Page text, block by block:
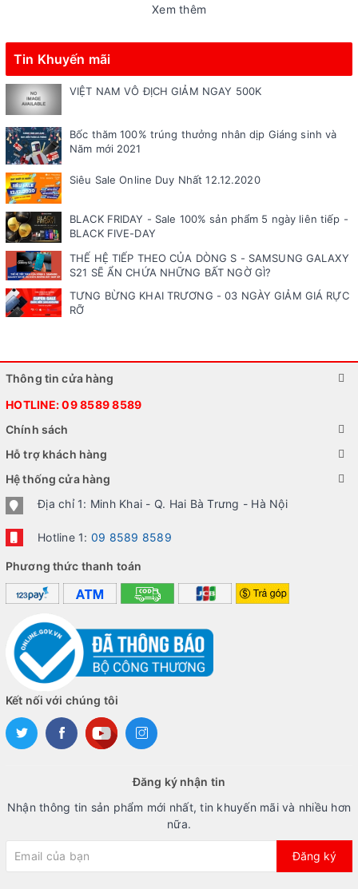
Xem thêm
Tin Khuyến mãi
VIỆT NAM VÔ ĐỊCH GIẢM NGAY 500K
Bốc thăm 100% trúng thưởng nhân dịp Giáng sinh và
Năm mới 2021
Siêu Sale Online Duy Nhất 12.12.2020
BLACK FRIDAY - Sale 100% sản phẩm 5 ngày liên tiếp -
BLACK FIVE-DAY
THẾ HỆ TIẾP THEO CỦA DÒNG S - SAMSUNG GALAXY
S21 SẼ ẨN CHỨA NHỮNG BẤT NGỜ GÌ?
TƯNG BỪNG KHAI TRƯƠNG - 03 NGÀY GIẢM GIÁ RỰC
RỠ
Thông tin cửa hàng
HOTLINE:09 8589 8589
Chính sách
Hỗ trợ khách hàng
Hệ thống cửa hàng
Địa chỉ 1: Minh Khai - Q. Hai Bà Trưng - Hà Nội
Hotline 1: 09 8589 8589
Phương thức thanh toán
Kết nối với chúng tôi
Đăng ký nhận tin
Nhận thông tin sản phẩm mới nhất, tin khuyến mãi và nhiều hơn
nữa.
Đăng ký